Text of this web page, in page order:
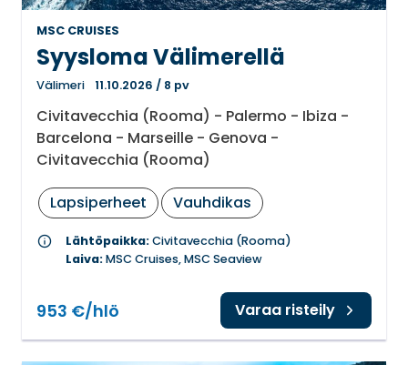
MSC CRUISES
Syysloma Välimerellä
Välimeri 11.10.2026 / 8 pv
Civitavecchia (Rooma) - Palermo - Ibiza -
Barcelona - Marseille - Genova -
Civitavecchia (Rooma)
Lapsiperheet Vauhdikas
info Lähtöpaikka:Civitavecchia (Rooma)
Laiva:MSC Cruises, MSC Seaview
953 €/hlö Varaa risteily